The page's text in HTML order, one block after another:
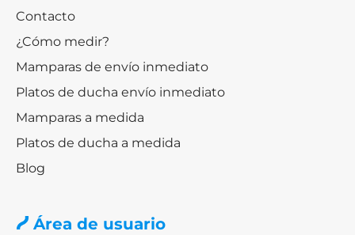
Contacto
¿Cómo medir?
Mamparas de envío inmediato
Platos de ducha envío inmediato
Mamparas a medida
Platos de ducha a medida
Blog
Área de usuario